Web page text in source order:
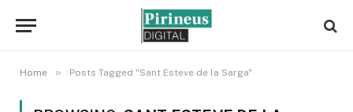
Home » Posts Tagged "Sant Esteve de la Sarga"